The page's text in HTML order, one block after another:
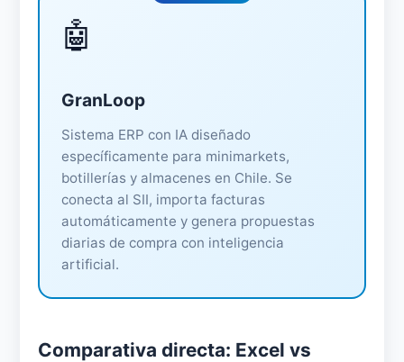
🤖
GranLoop
Sistema ERP con IA diseñado
específicamente para minimarkets,
botillerías y almacenes en Chile. Se
conecta al SII, importa facturas
automáticamente y genera propuestas
diarias de compra con inteligencia
artificial.
Comparativa directa: Excel vs